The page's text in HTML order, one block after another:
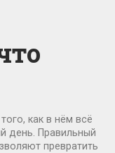
как в нём всё
день. Правильный
превратить